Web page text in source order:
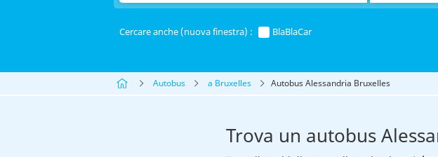
Cercare anche (nuova finestra) : BlaBlaCar
Autobus a Bruxelles Autobus Alessandria Bruxelles
Trova un autobus